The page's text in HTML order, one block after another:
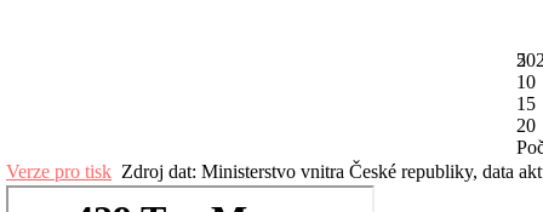
5
10
15
20
Verze pro tisk Zdroj dat: Ministerstvo vnitra České republiky, data